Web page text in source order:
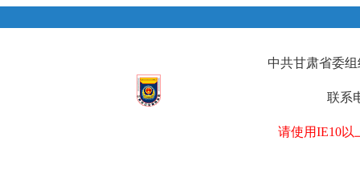
中共甘肃省委
联系
请使用IE10以